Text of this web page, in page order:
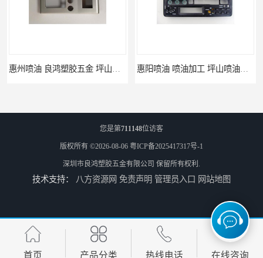
坑梓喷油 喷涂加工 惠州电视盒喷涂 坪地喷油 加工厂 坪地手机壳喷油加工厂
您是第711148位访客
版权所有 ©2026-08-06 粤ICP备2025417317号-1
深圳市良鸿塑胶五金有限公司 保留所有权利.
技术支持： 八方资源网 免责声明 管理员入口 网站地图
首页 产品分类 热线电话 在线咨询